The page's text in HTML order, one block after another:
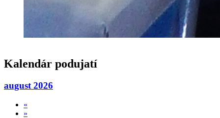
Kalendár podujatí
august 2026
«
»